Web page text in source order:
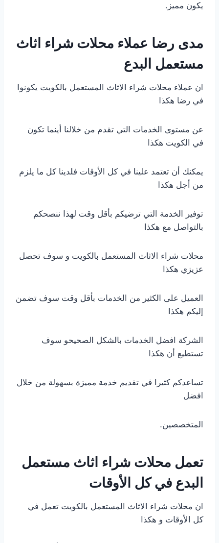
يكون مميز.
مدى رضا عملاء محلات شراء اثاث
مستعمل البدع
ان عملاء محلات شراء الاثاث المستعمل بالكويت يكونوا
في رضا هكذا
عن مستوى الخدمات التي تقدم من خلالنا أينما تكون
في الكويت هكذا
يمكنك أن تعتمد علينا في كل الأوقات فلدينا كل ما يلزم
من أجل هكذا
توفير الخدمة التي ترضيكم بأقل وقت لهذا ننصحكم
بالتواصل مع هكذا
محلات شراء الاثاث المستعمل بالكويت و سوف تحصل
عزيزي هكذا
العميل على الكثير من الخدمات بأقل وقت سوف تضمن
إليكم هكذا
الشركة افضل الخدمات بالشكل الصحيحو سوف
تستطيع أن هكذا
تساعدكم كثيرا في تقديم خدمة مميزة بسهولة من خلال
افضل
المتخصصين.
تعمل محلات شراء اثاث مستعمل
البدع في كل الأوقات
ان محلات شراء الاثاث المستعمل بالكويت تعمل في
كل الأوقات و هكذا